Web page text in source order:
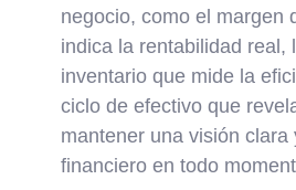
negocio, como el margen
indica la rentabilidad real,
inventario que mide la
ciclo de efectivo que
mantener una visión
financiero en todo